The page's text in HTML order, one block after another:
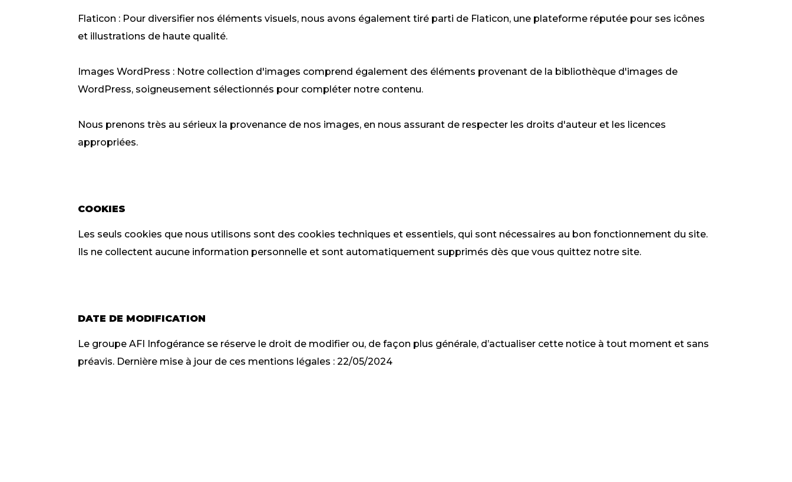
Flaticon : Pour diversifier nos éléments visuels, nous avons également tiré parti de Flaticon, une plateforme réputée pour ses icônes
et illustrations de haute qualité.
Images WordPress : Notre collection d'images comprend également des éléments provenant de la bibliothèque d'images de
WordPress, soigneusement sélectionnés pour compléter notre contenu.
Nous prenons très au sérieux la provenance de nos images, en nous assurant de respecter les droits d'auteur et les licences
appropriées.
COOKIES
Les seuls cookies que nous utilisons sont des cookies techniques et essentiels, qui sont nécessaires au bon fonctionnement du site.
Ils ne collectent aucune information personnelle et sont automatiquement supprimés dès que vous quittez notre site.
DATE DE MODIFICATION
Le groupe AFI Infogérance se réserve le droit de modifier ou, de façon plus générale, d’actualiser cette notice à tout moment et sans
préavis. Dernière mise à jour de ces mentions légales : 22/05/2024